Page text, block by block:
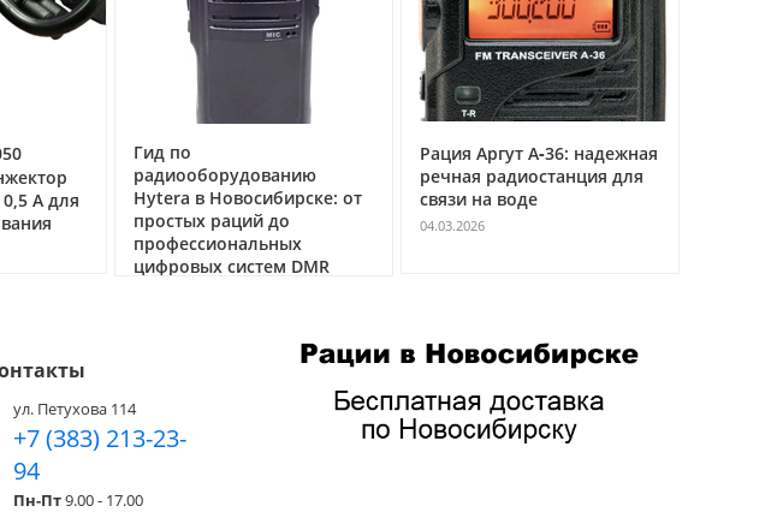
А для
Гид по
радиооборудованию
Hytera в Новосибирске: от
простых раций до
профессиональных
цифровых систем DMR
Рация Аргут А‑36: надежная
речная радиостанция для
связи на воде
04.03.2026
ул. Петухова 114
+7 (383) 213-23-
94
Пн-Пт9.00 - 17.00